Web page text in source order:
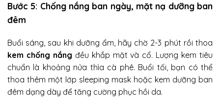
Bước 5: Chống nắng ban ngày, mặt nạ dưỡng ban
đêm
Buổi sáng, sau khi dưỡng ẩm, hãy chờ 2-3 phút rồi thoa
kem chống nắng đều khắp mặt và cổ. Lượng kem tiêu
chuẩn là khoảng nửa thìa cà phê. Buổi tối, bạn có thể
thoa thêm một lớp sleeping mask hoặc kem dưỡng ban
đêm dạng dày để tăng cường phục hồi da.